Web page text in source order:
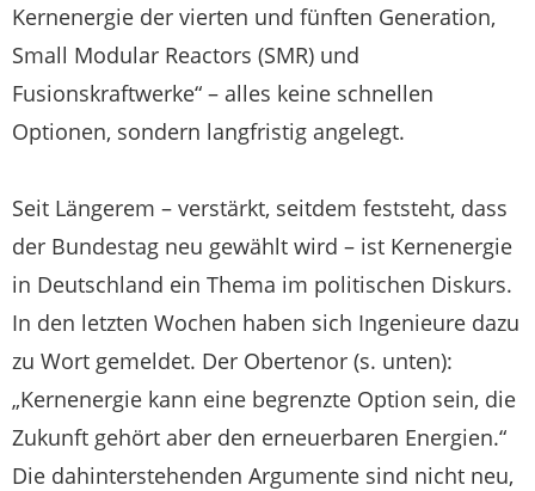
Kernenergie der vierten und fünften Generation,
Small Modular Reactors (SMR) und
Fusionskraftwerke“ – alles keine schnellen
Optionen, sondern langfristig angelegt.
Seit Längerem – verstärkt, seitdem feststeht, dass
der Bundestag neu gewählt wird – ist Kernenergie
in Deutschland ein Thema im politischen Diskurs.
In den letzten Wochen haben sich Ingenieure dazu
zu Wort gemeldet. Der Obertenor (s. unten):
„Kernenergie kann eine begrenzte Option sein, die
Zukunft gehört aber den erneuerbaren Energien.“
Die dahinterstehenden Argumente sind nicht neu,